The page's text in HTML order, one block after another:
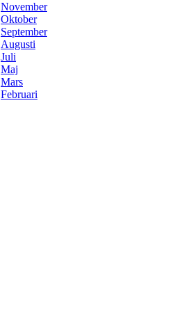
November
Oktober
September
Augusti
Juli
Maj
Mars
Februari